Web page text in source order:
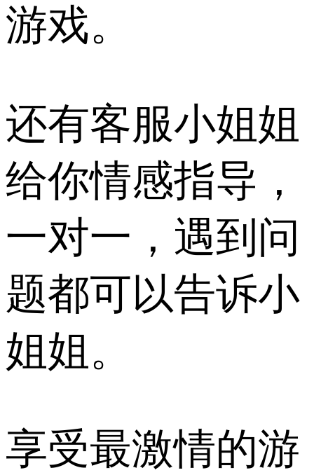
游戏。
还有客服小姐姐
给你情感指导，
一对一，遇到问
题都可以告诉小
姐姐。
享受最激情的游